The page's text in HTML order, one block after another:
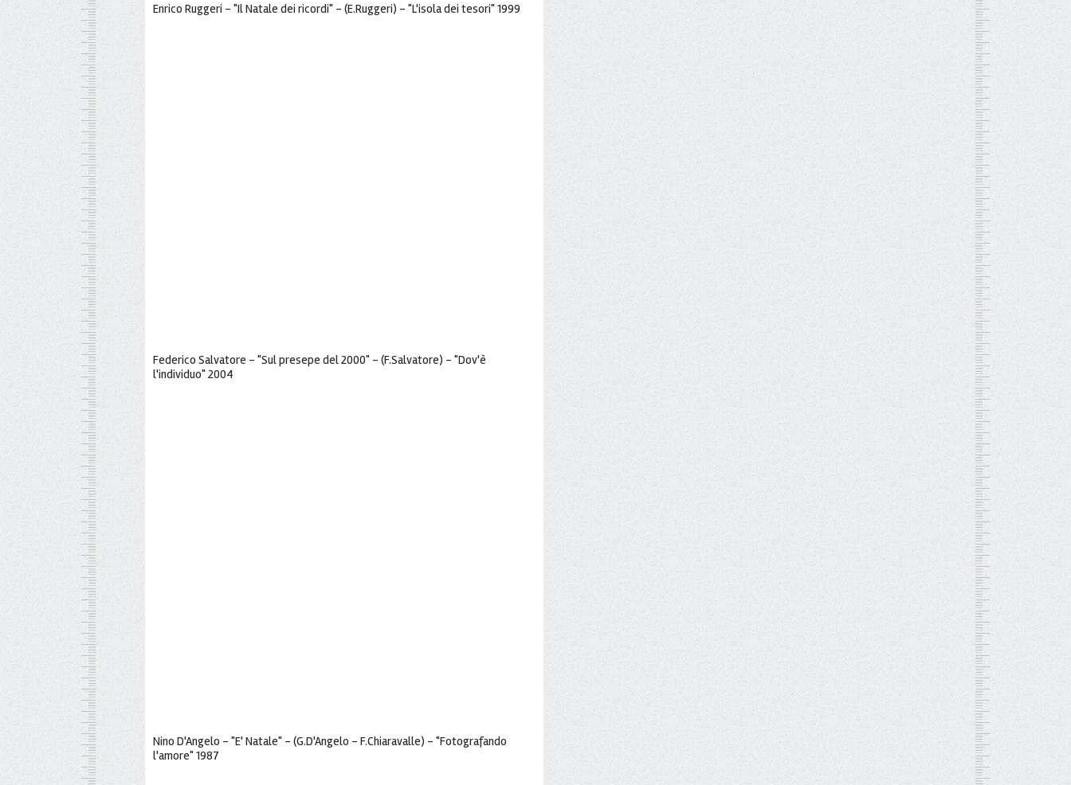
Enrico Ruggeri - "Il Natale dei ricordi" - (E.Ruggeri) - "L'isola dei tesori" 1999
Federico Salvatore - "Sul presepe del 2000" - (F.Salvatore) - "Dov'è
l'individuo" 2004
Nino D'Angelo - "E' Natale" - (G.D'Angelo - F.Chiaravalle) - "Fotografando
l'amore" 1987